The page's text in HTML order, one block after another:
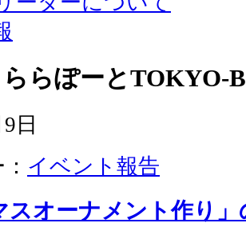
らぽーとTOKYO-
日
イベント報告
スオーナメント作り